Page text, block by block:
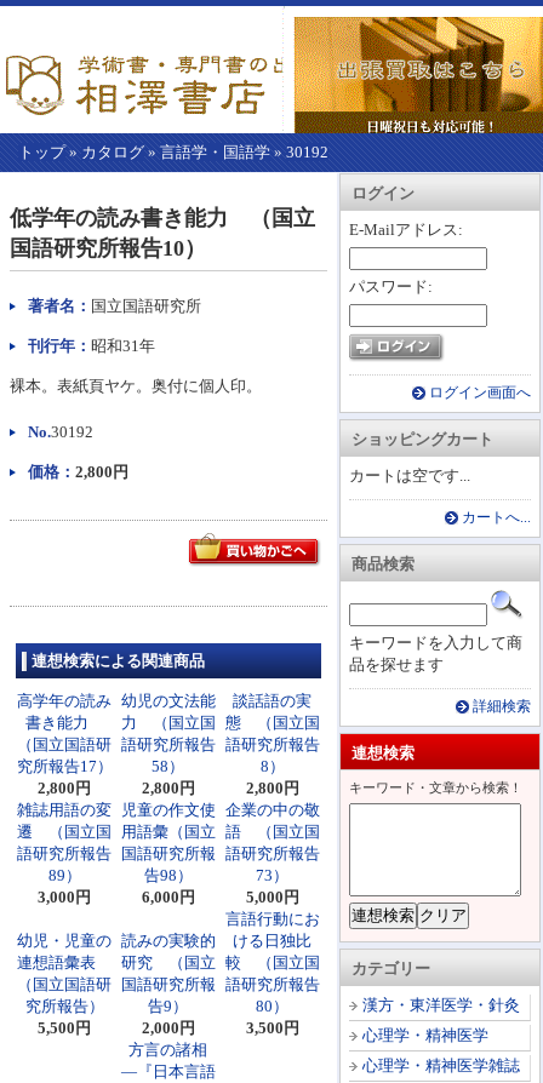
トップ» カタログ » 言語学・国語学 » 30192
カートを見る
ログイン
E-Mailアドレス:
パスワード:
ログイン画面へ
ショッピングカート
カートは空です...
カートへ...
商品検索
キーワードを入力して商
品を探せます
詳細検索
連想検索
キーワード・文章から検索！
カテゴリー
漢方・東洋医学・針灸
心理学・精神医学
心理学・精神医学雑誌
こ
か
ら
本
文】
低学年の読み書き能力 （国立
国語研究所報告10）
著者名： 国立国語研究所
刊行年： 昭和31年
裸本。表紙頁ヤケ。奥付に個人印。
No.30192
価格： 2,800円
連想検索による関連商品
高学年の読み
書き能力
（国立国語研
究所報告17）
2,800円
幼児の文法能
力 （国立国
語研究所報告
58）
2,800円
談話語の実
態 （国立国
語研究所報告
8）
2,800円
雑誌用語の変
遷 （国立国
語研究所報告
89）
3,000円
児童の作文使
用語彙（国立
国語研究所報
告98）
6,000円
企業の中の敬
語 （国立国
語研究所報告
73）
5,000円
幼児・児童の
連想語彙表
（国立国語研
究所報告）
5,500円
読みの実験的
研究 （国立
国語研究所報
告9）
2,000円
言語行動にお
ける日独比
較 （国立国
語研究所報告
80）
3,500円
方言の諸相
―『日本言語